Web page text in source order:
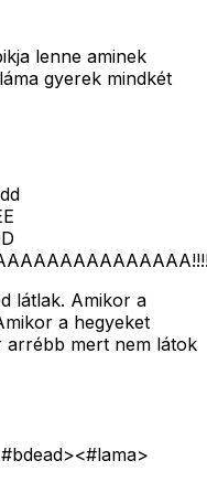
lenne aminek
gyerek mindkét
látlak. Amikor a
a hegyeket
arrébb mert nem látok
<#lama>